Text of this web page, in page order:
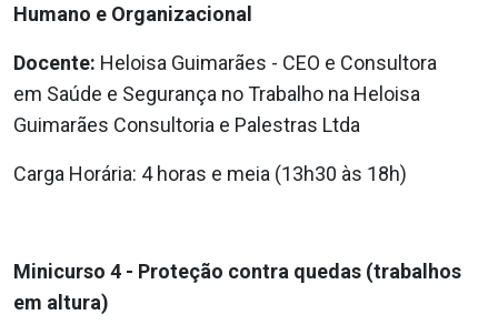
Humano e Organizacional
Docente: Heloisa Guimarães - CEO e Consultora
em Saúde e Segurança no Trabalho na Heloisa
Guimarães Consultoria e Palestras Ltda
Carga Horária: 4 horas e meia (13h30 às 18h)
Minicurso 4 - Proteção contra quedas (trabalhos
em altura)